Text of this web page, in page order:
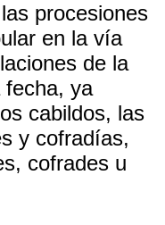
procesiones
en la vía
de la
fecha, ya
cabildos, las
y cofradías,
cofrades u